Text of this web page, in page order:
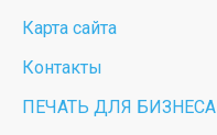
Карта сайта
Контакты
ПЕЧАТЬ ДЛЯ БИЗНЕСА